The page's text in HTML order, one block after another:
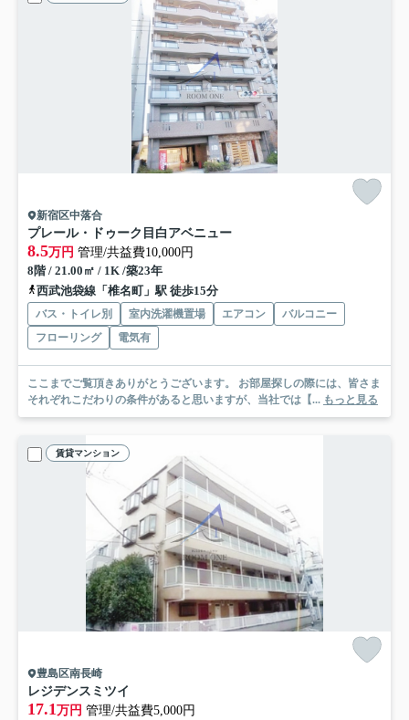
新宿区中落合
プレール・ドゥーク目白アベニュー
8.5万円 管理/共益費10,000円
8階 / 21.00㎡ / 1K /築23年
西武池袋線「椎名町」駅 徒歩15分
バス・トイレ別 室内洗濯機置場 エアコン
バルコニー
フローリング
電気有
ここまでご覧頂きありがとうございます。 お部屋探しの際には、皆さま
それぞれこだわりの条件があると思いますが、当社では【... もっと見る
賃貸マンション
豊島区南長崎
レジデンスミツイ
17.1万円 管理/共益費5,000円